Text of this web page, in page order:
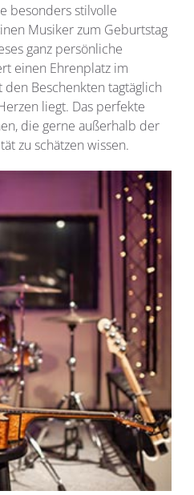
besonders stilvolle
Musiker zum Geburtstag
ganz persönliche
einen Ehrenplatz im
Beschenkten tagtäglich
liegt. Das perfekte
die gerne außerhalb der
zu schätzen wissen.